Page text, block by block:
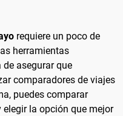
requiere un poco de
herramientas
asegurar que
comparadores de viajes
puedes comparar
la opción que mejor